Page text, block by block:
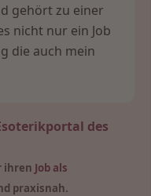
gehört zu einer
nicht nur ein Job
die auch mein
des
ihren Job als
praxisnah.